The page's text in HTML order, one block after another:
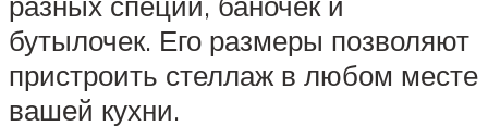
бутылочек. Его размеры позволяют
пристроить стеллаж в любом месте
вашей кухни.